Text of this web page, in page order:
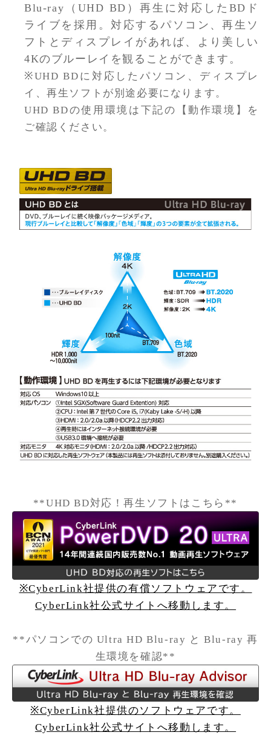
Blu-ray（UHD BD）再生に対応したBDド
ライブを採用。対応するパソコン、再生ソ
フトとディスプレイがあれば、より美しい
4Kのブルーレイを観ることができます。
※UHD BDに対応したパソコン、ディスプレ
イ、再生ソフトが別途必要になります。
UHD BDの使用環境は下記の【動作環境】を
ご確認ください。
**UHD BD対応！再生ソフトはこちら**
※CyberLink社提供の有償ソフトウェアです。
CyberLink社公式サイトへ移動します。
**パソコンでの Ultra HD Blu-ray と Blu-ray 再
生環境を確認**
※CyberLink社提供のソフトウェアです。
CyberLink社公式サイトへ移動します。